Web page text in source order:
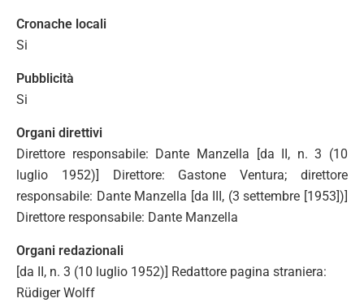
Cronache locali
Si
Pubblicità
Si
Organi direttivi
Direttore responsabile: Dante Manzella [da II, n. 3 (10
luglio 1952)] Direttore: Gastone Ventura; direttore
responsabile: Dante Manzella [da III, (3 settembre [1953])]
Direttore responsabile: Dante Manzella
Organi redazionali
[da II, n. 3 (10 luglio 1952)] Redattore pagina straniera:
Rüdiger Wolff